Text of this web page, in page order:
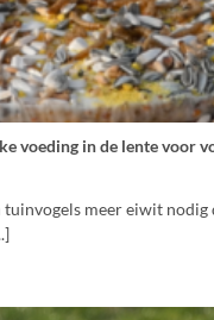
voeding in de lente voor
tuinvogels meer eiwit nodig